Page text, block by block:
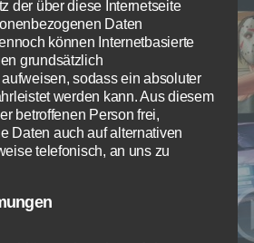
der über diese Internetseite
Daten
können Internetbasierte
grundsätzlich
sodass ein absoluter
werden kann. Aus diesem
betroffenen Person frei,
Daten auch auf alternativen
telefonisch, an uns zu